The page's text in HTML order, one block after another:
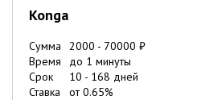
Konga
Сумма 2000 - 70000 ₽
Время
до 1 минуты
Срок
10 - 168 дней
Ставка
от0.65%